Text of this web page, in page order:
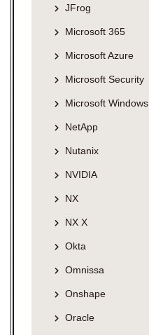
JFrog
Microsoft 365
Microsoft Azure
Microsoft Security
Microsoft Windows
NetApp
Nutanix
NVIDIA
NX
NX X
Okta
Omnissa
Onshape
Oracle